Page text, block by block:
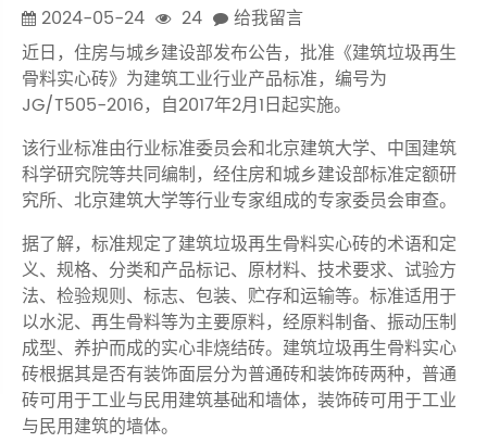
2024-05-24 24
给我留言
近日，住房与城乡建设部发布公告，批准《建筑垃圾再生
骨料实心砖》为建筑工业行业产品标准，编号为
JG/T505-2016，自2017年2月1日起实施。
该行业标准由行业标准委员会和北京建筑大学、中国建筑
科学研究院等共同编制，经住房和城乡建设部标准定额研
究所、北京建筑大学等行业专家组成的专家委员会审查。
据了解，标准规定了建筑垃圾再生骨料实心砖的术语和定
义、规格、分类和产品标记、原材料、技术要求、试验方
法、检验规则、标志、包装、贮存和运输等。标准适用于
以水泥、再生骨料等为主要原料，经原料制备、振动压制
成型、养护而成的实心非烧结砖。建筑垃圾再生骨料实心
砖根据其是否有装饰面层分为普通砖和装饰砖两种，普通
砖可用于工业与民用建筑基础和墙体，装饰砖可用于工业
与民用建筑的墙体。